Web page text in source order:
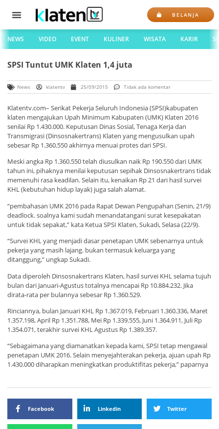
BELANJA
NEWS VIDEO EVENT KULINER WISATA KARIR
SPSI Tuntut UMK Klaten 1,4 juta
News klatentv 25/09/2015 Tidak ada komentar
Klatentv.com– Serikat Pekerja Seluruh Indonesia (SPSI)kabupaten
klaten mengajukan Upah Minimum Kabupaten (UMK) Klaten 2016
senilai Rp 1.430.000. Keputusan Dinas Sosial, Tenaga Kerja dan
Transmigrasi (Dinsosnakertrans) Klaten yang mengusulkan upah
sebesar Rp 1.360.550 akhirnya menuai protes dari SPSI.
Meski angka Rp 1.360.550 telah diusulkan naik Rp 190.550 dari UMK
tahun ini, pihaknya menilai keputusan sepihak Dinsosnakertrans tidak
memenuhi rasa keadilan. Selain itu, kenaikan Rp 21 dari hasil survei
KHL (kebutuhan hidup layak) juga salah alamat.
“pembahasan UMK 2016 pada Rapat Dewan Pengupahan (Senin, 21/9)
deadlock. soalnya kami sudah menandatangani surat kesepakatan
untuk tidak sepakat,” kata Ketua SPSI Klaten, Sukadi, Selasa (22/9).
“Survei KHL yang menjadi dasar penetapan UMK sebenarnya untuk
pekerja yang masih lajang. bukan termasuk keluarga yang
ditanggung,” ungkap Sukadi.
Data diperoleh Dinsosnakertrans Klaten, hasil survei KHL selama tujuh
bulan dari Januari-Agustus totalnya mencapai Rp 10.884.232. Jika
dirata-rata per bulannya sebesar Rp 1.360.529.
Rinciannya, bulan Januari KHL Rp 1.367.019, Februari 1.360.336, Maret
1.357.198, April Rp 1.351.788, Mei Rp 1.339.555, Juni 1.364.911, Juli Rp
1.354.071, terakhir survei KHL Agustus Rp 1.389.357.
“Sebagaimana yang diamanatkan kepada kami, SPSI tetap mengawal
penetapan UMK 2016. Selain menyejahterakan pekerja, ajuan upah Rp
1.430.000 diharapkan meningkatkan produktifitas pekerja,” paparnya
Facebook Linkedin Twitter